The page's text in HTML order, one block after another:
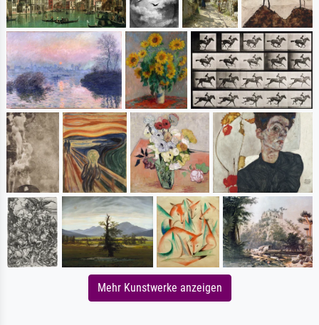
Mehr Kunstwerke anzeigen